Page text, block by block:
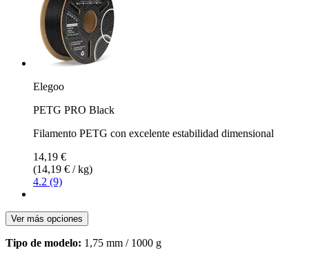
Elegoo
PETG PRO Black
Filamento PETG con excelente estabilidad dimensional
14,19 €
(14,19 € / kg)
4.2 (9)
Ver más opciones
Tipo de modelo: 1,75 mm / 1000 g